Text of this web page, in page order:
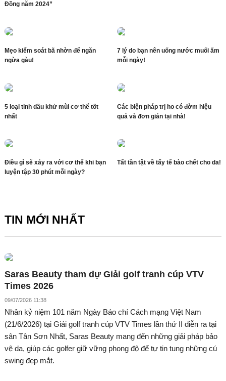
Đồng năm 2024”
Mẹo kiểm soát bã nhờn để ngăn
ngừa gàu!
7 lý do bạn nên uống nước muối ấm
mỗi ngày!
5 loại tinh dầu khử mùi cơ thể tốt
nhất
Các biện pháp trị ho có đờm hiệu
quả và đơn giản tại nhà!
Điều gì sẽ xảy ra với cơ thể khi bạn
luyện tập 30 phút mỗi ngày?
Tất tần tật về tẩy tế bào chết cho da!
TIN MỚI NHẤT
Saras Beauty tham dự Giải golf tranh cúp VTV
Times 2026
09/07/2026 11:38
Nhân kỷ niệm 101 năm Ngày Báo chí Cách mạng Việt Nam
(21/6/2026) tại Giải golf tranh cúp VTV Times lần thứ II diễn ra tại
sân Tân Sơn Nhất, Saras Beauty mang đến những giải pháp bảo
vệ da, giúp các golfer giữ vững phong độ để tự tin tung những cú
swing đẹp mắt.